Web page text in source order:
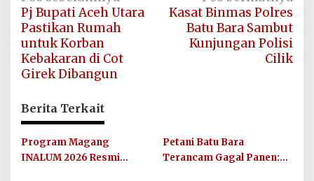
pos
Pj Bupati Aceh Utara
Pastikan Rumah
untuk Korban
Kebakaran di Cot
Girek Dibangun
Kasat Binmas Polres
Batu Bara Sambut
Kunjungan Polisi
Cilik
Berita Terkait
Program Magang
INALUM 2026 Resmi
Petani Batu Bara
Terancam Gagal Panen: